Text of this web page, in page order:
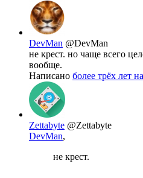
DevMan @DevMan
не крест. но чаще всего
вообще.
Написано более трёх лет
Zettabyte @Zettabyte
DevMan,
не крест.